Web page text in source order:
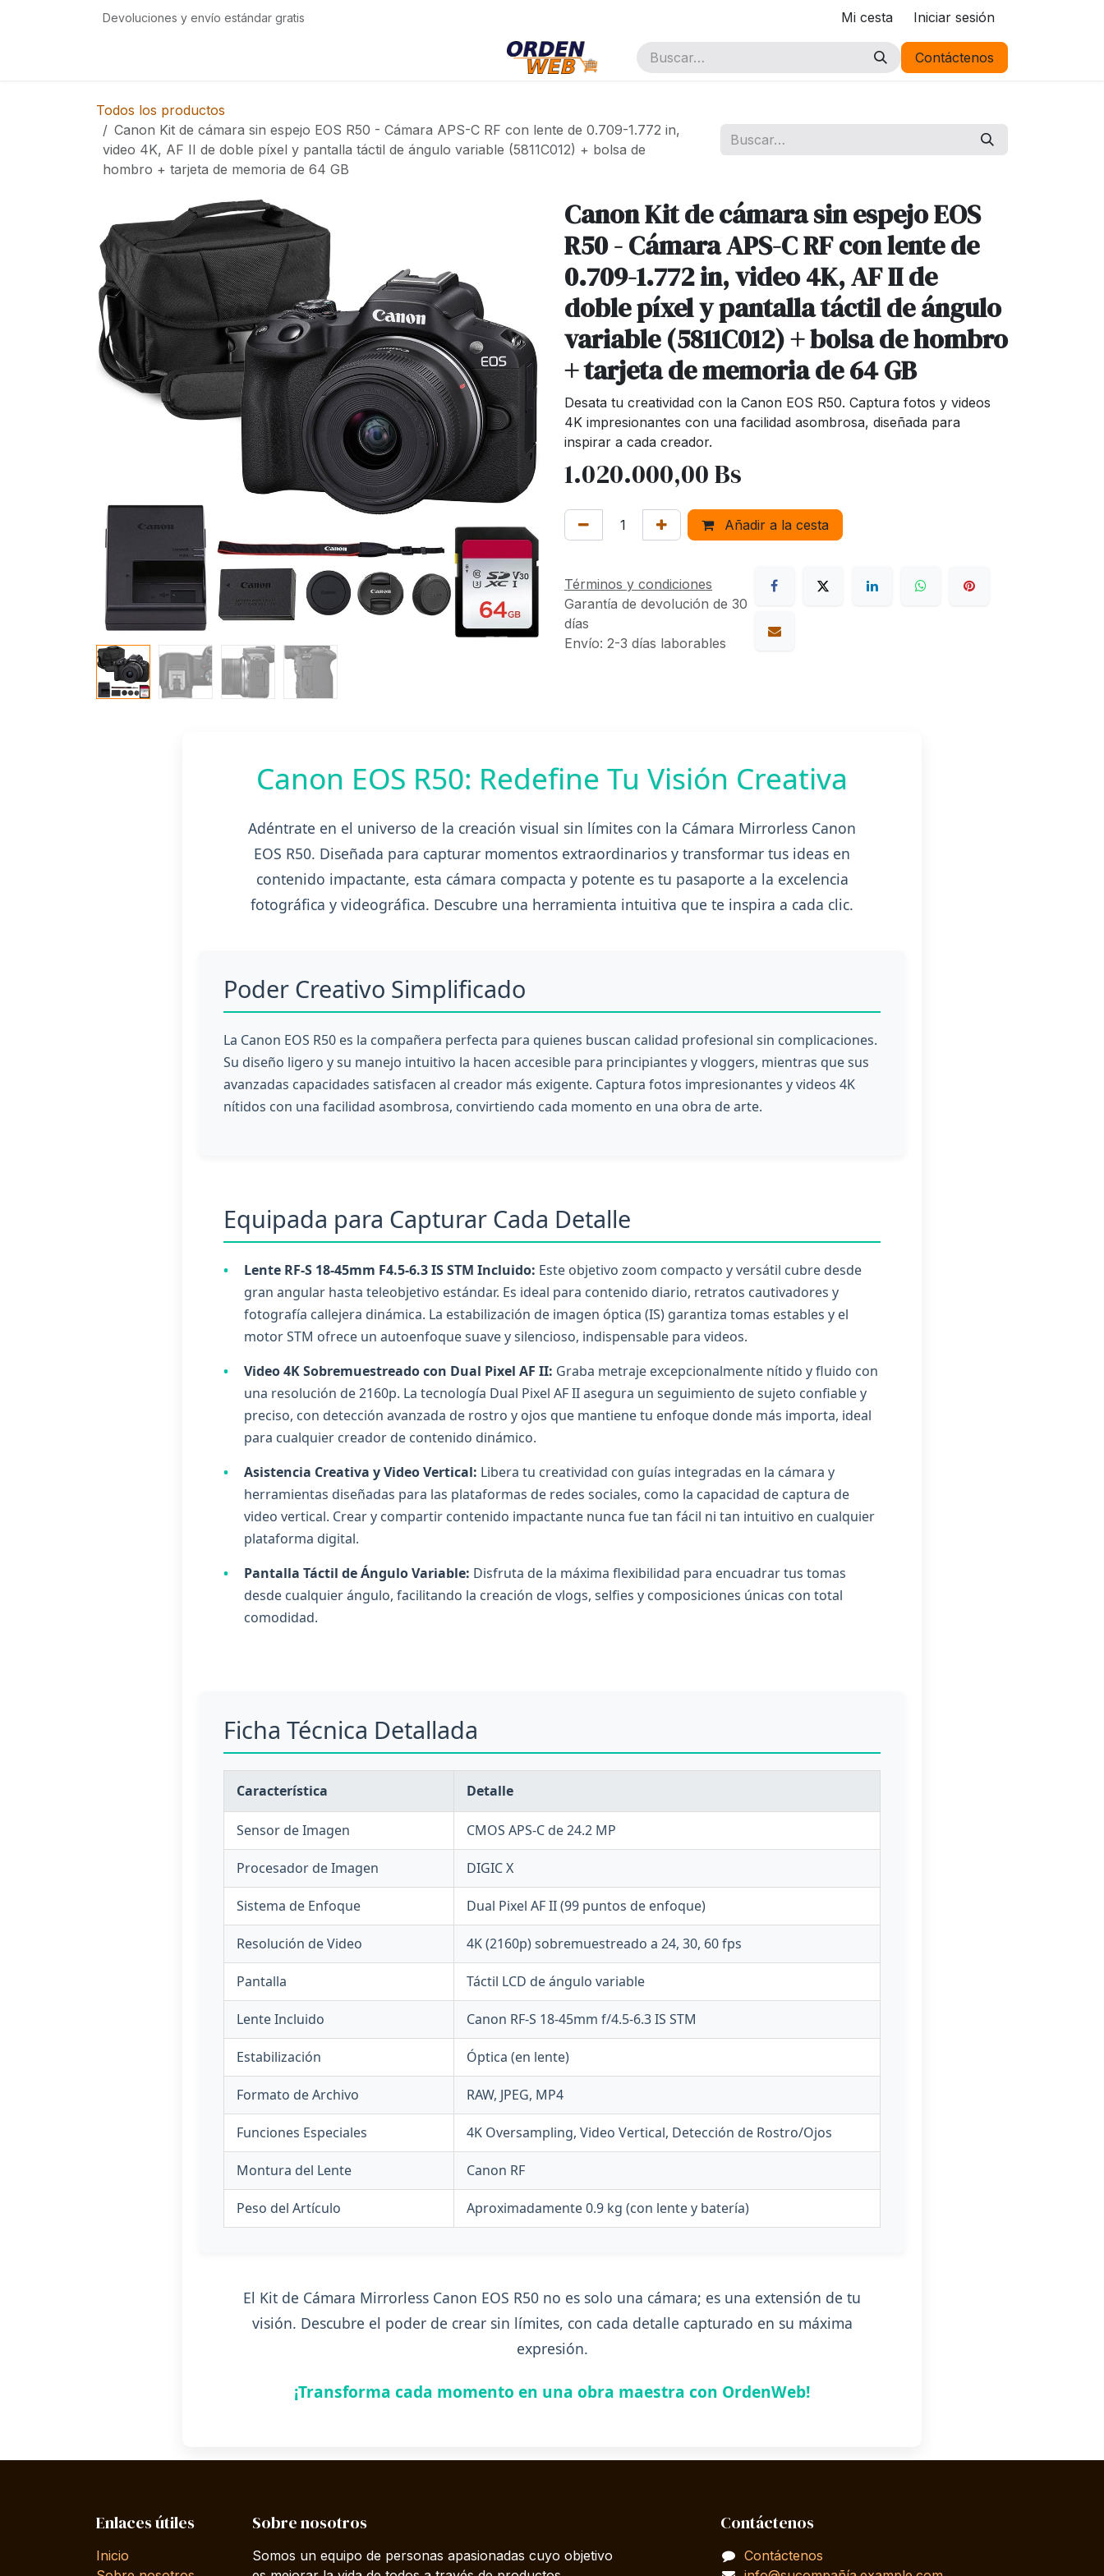
Devoluciones y envío estándar gratis Mi cesta Iniciar sesión
Trabajos Contáctenos
Todos los productos
Canon Kit de cámara sin espejo EOS R50 - Cámara APS-C RF con lente de 0.709-1.772 in,
video 4K, AF II de doble píxel y pantalla táctil de ángulo variable (5811C012) + bolsa de
hombro + tarjeta de memoria de 64 GB
Canon Kit de cámara sin espejo EOS
R50 - Cámara APS-C RF con lente de
0.709-1.772 in, video 4K, AF II de
doble píxel y pantalla táctil de ángulo
variable (5811C012) + bolsa de hombro
+ tarjeta de memoria de 64 GB
Desata tu creatividad con la Canon EOS R50. Captura fotos y videos
4K impresionantes con una facilidad asombrosa, diseñada para
inspirar a cada creador.
1.020.000,00Bs
Añadir a la cesta
Términos y condiciones
Garantía de devolución de 30
días
Envío: 2-3 días laborables
Canon EOS R50: Redefine Tu Visión Creativa
Adéntrate en el universo de la creación visual sin límites con la Cámara Mirrorless Canon
EOS R50. Diseñada para capturar momentos extraordinarios y transformar tus ideas en
contenido impactante, esta cámara compacta y potente es tu pasaporte a la excelencia
fotográfica y videográfica. Descubre una herramienta intuitiva que te inspira a cada clic.
Poder Creativo Simplificado
La Canon EOS R50 es la compañera perfecta para quienes buscan calidad profesional sin complicaciones.
Su diseño ligero y su manejo intuitivo la hacen accesible para principiantes y vloggers, mientras que sus
avanzadas capacidades satisfacen al creador más exigente. Captura fotos impresionantes y videos 4K
nítidos con una facilidad asombrosa, convirtiendo cada momento en una obra de arte.
Equipada para Capturar Cada Detalle
• Lente RF-S 18-45mm F4.5-6.3 IS STM Incluido: Este objetivo zoom compacto y versátil cubre desde
gran angular hasta teleobjetivo estándar. Es ideal para contenido diario, retratos cautivadores y
fotografía callejera dinámica. La estabilización de imagen óptica (IS) garantiza tomas estables y el
motor STM ofrece un autoenfoque suave y silencioso, indispensable para videos.
•
Video 4K Sobremuestreado con Dual Pixel AF II: Graba metraje excepcionalmente nítido y fluido con
una resolución de 2160p. La tecnología Dual Pixel AF II asegura un seguimiento de sujeto confiable y
preciso, con detección avanzada de rostro y ojos que mantiene tu enfoque donde más importa, ideal
para cualquier creador de contenido dinámico.
•
Asistencia Creativa y Video Vertical: Libera tu creatividad con guías integradas en la cámara y
herramientas diseñadas para las plataformas de redes sociales, como la capacidad de captura de
video vertical. Crear y compartir contenido impactante nunca fue tan fácil ni tan intuitivo en cualquier
plataforma digital.
•
Pantalla Táctil de Ángulo Variable: Disfruta de la máxima flexibilidad para encuadrar tus tomas
desde cualquier ángulo, facilitando la creación de vlogs, selfies y composiciones únicas con total
comodidad.
Ficha Técnica Detallada
Característica Detalle
Sensor de Imagen CMOS APS-C de 24.2 MP
Procesador de Imagen DIGIC X
Sistema de Enfoque Dual Pixel AF II (99 puntos de enfoque)
Resolución de Video 4K (2160p) sobremuestreado a 24, 30, 60 fps
Pantalla Táctil LCD de ángulo variable
Lente Incluido Canon RF-S 18-45mm f/4.5-6.3 IS STM
Estabilización Óptica (en lente)
Formato de Archivo RAW, JPEG, MP4
Funciones Especiales 4K Oversampling, Video Vertical, Detección de Rostro/Ojos
Montura del Lente Canon RF
Peso del Artículo Aproximadamente 0.9 kg (con lente y batería)
El Kit de Cámara Mirrorless Canon EOS R50 no es solo una cámara; es una extensión de tu
visión. Descubre el poder de crear sin límites, con cada detalle capturado en su máxima
expresión.
¡Transforma cada momento en una obra maestra con OrdenWeb!
Enlaces útiles
Inicio
Sobre nosotros
Somos un equipo de personas apasionadas cuyo objetivo
Contáctenos
Contáctenos